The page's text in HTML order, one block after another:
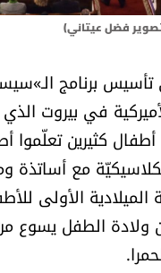
فضل عيتاني)
برنامج
في بيروت
كثيرين تعلّموا
مع أساتذة
الميلادية الأولى
ولادة الطفل يسوع